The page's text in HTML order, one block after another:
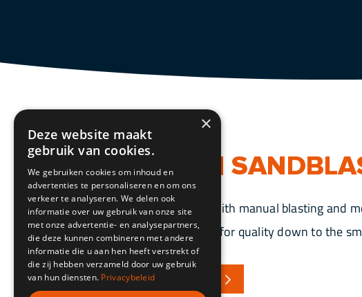
VACANCY |
Do you have experience with manual blasting and
(Schoopering) and an eye for quality down to the
VACANCY | SANDBLASTER
×
Deze website maakt
gebruik van cookies.
We gebruiken cookies om inhoud en
advertenties te personaliseren en om ons
verkeer te analyseren. We delen ook
informatie over uw gebruik van onze site
met onze advertentie- en analysepartners,
die deze kunnen combineren met andere
informatie die u aan hen heeft verstrekt of
die zij hebben verzameld door uw gebruik
van hun diensten. Privacybeleid